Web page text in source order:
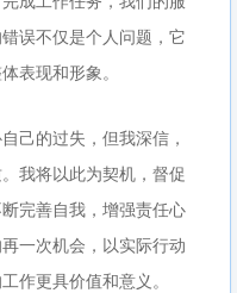
误不仅是个人问题，它
表现和形象。
己的过失，但我深信，
我将以此为契机，督促
完善自我，增强责任心
一次机会，以实际行动
作更具价值和意义。